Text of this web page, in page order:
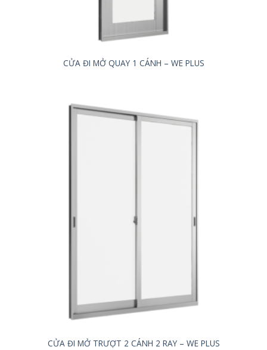
CỬA ĐI MỞ QUAY 1 CÁNH – WE PLUS
CỬA ĐI MỞ TRƯỢT 2 CÁNH 2 RAY – WE PLUS